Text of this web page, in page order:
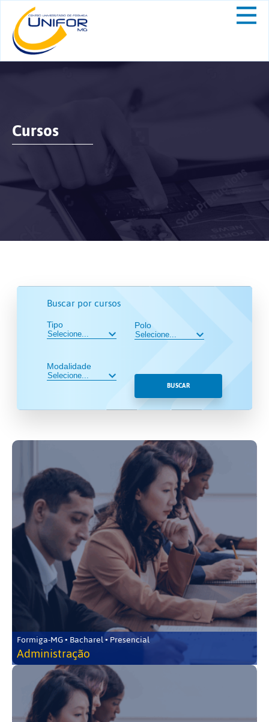
Cursos
Buscar por cursos
Tipo
Modalidade
Polo
BUSCAR
Formiga-MG • Bacharel • Presencial
Administração